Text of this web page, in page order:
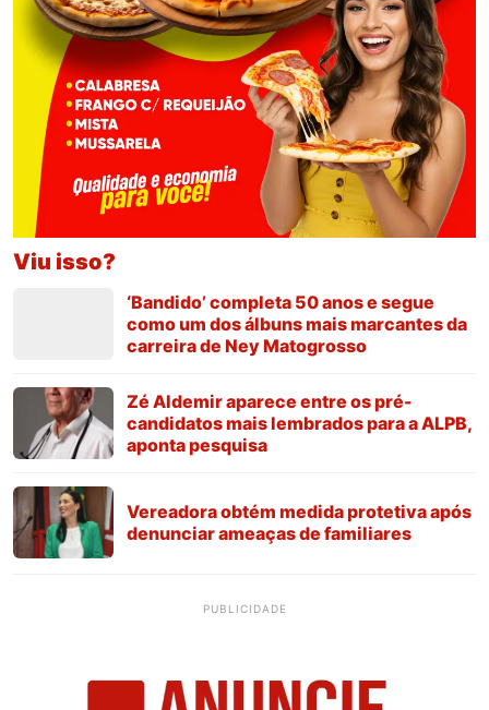
Viu isso?
‘Bandido’ completa 50 anos e segue
como um dos álbuns mais marcantes da
carreira de Ney Matogrosso
Zé Aldemir aparece entre os pré-
candidatos mais lembrados para a ALPB,
aponta pesquisa
Vereadora obtém medida protetiva após
denunciar ameaças de familiares
PUBLICIDADE